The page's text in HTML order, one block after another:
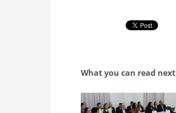
What you can read next